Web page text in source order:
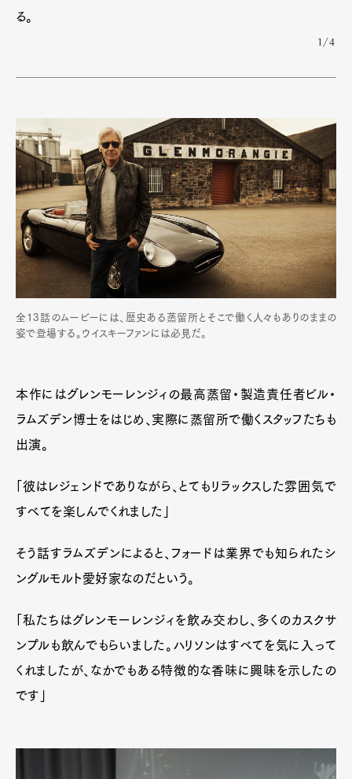
る。
1/4
全13話のムービーには、歴史ある蒸留所とそこで働く人々もありのままの
姿で登場する。ウイスキーファンには必見だ。
本作にはグレンモーレンジィの最高蒸留・製造責任者ビル・
ラムズデン博士をはじめ、実際に蒸留所で働くスタッフたちも
出演。
「彼はレジェンドでありながら、とてもリラックスした雰囲気で
すべてを楽しんでくれました」
そう話すラムズデンによると、フォードは業界でも知られたシ
ングルモルト愛好家なのだという。
「私たちはグレンモーレンジィを飲み交わし、多くのカスクサ
ンプルも飲んでもらいました。ハリソンはすべてを気に入って
くれましたが、なかでもある特徴的な香味に興味を示したの
です」